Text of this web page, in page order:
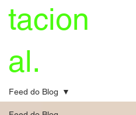
tacion
al.
Feed do Blog